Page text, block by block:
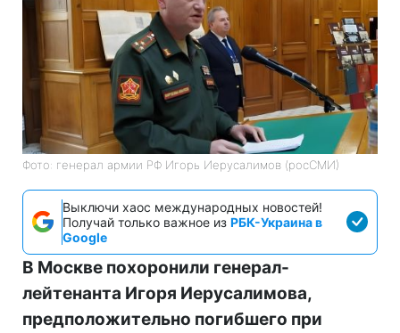
Фото: генерал армии РФ Игорь Иерусалимов (росСМИ)
Выключи хаос международных новостей!
Получай только важное из РБК-Украина в
Google
В Москве похоронили генерал-
лейтенанта Игоря Иерусалимова,
предположительно погибшего при